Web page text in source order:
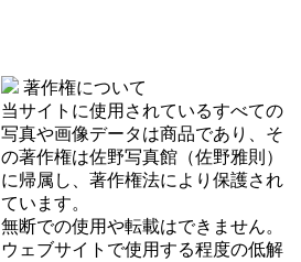
著作権について
当サイトに使用されているすべての
写真や画像データは商品であり、そ
の著作権は佐野写真館（佐野雅則）
に帰属し、著作権法により保護され
ています。
無断での使用や転載はできません。
ウェブサイトで使用する程度の低解